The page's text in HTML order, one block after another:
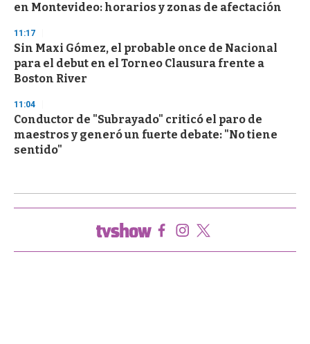
en Montevideo: horarios y zonas de afectación
11:17
Sin Maxi Gómez, el probable once de Nacional
para el debut en el Torneo Clausura frente a
Boston River
11:04
Conductor de "Subrayado" criticó el paro de
maestros y generó un fuerte debate: "No tiene
sentido"